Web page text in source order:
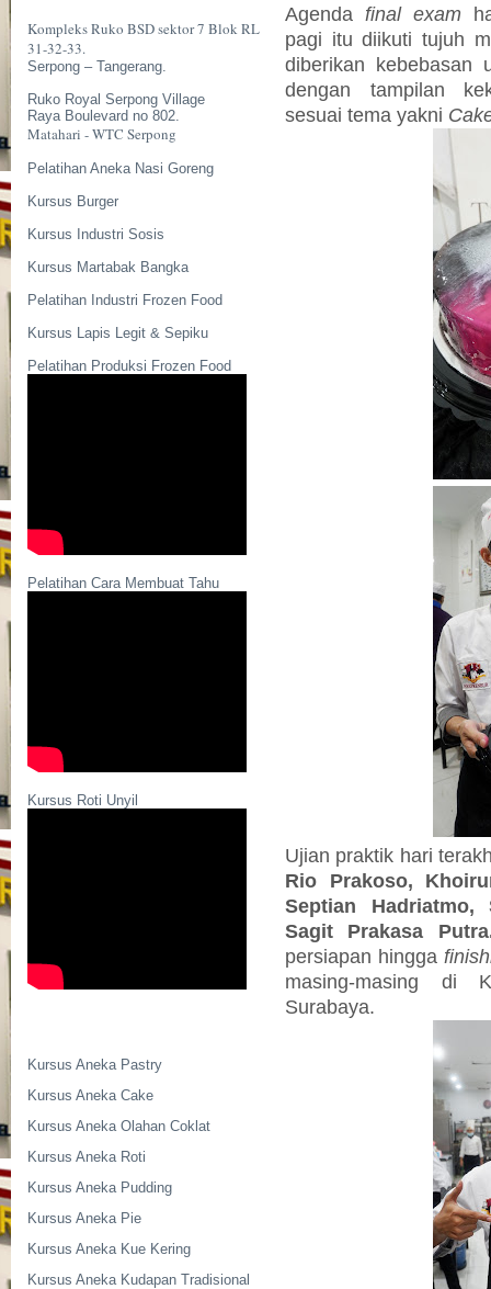
Kompleks Ruko BSD sektor 7 Blok RL
31-32-33.
Serpong – Tangerang.
Ruko Royal Serpong Village
Raya Boulevard no 802.
Matahari - WTC Serpong
Pelatihan Aneka Nasi Goreng
Kursus Burger
Kursus Industri Sosis
Kursus Martabak Bangka
Pelatihan Industri Frozen Food
Kursus Lapis Legit & Sepiku
Pelatihan Produksi Frozen Food
Pelatihan Cara Membuat Tahu
Kursus Roti Unyil
Kursus Aneka Pastry
Kursus Aneka Cake
Kursus Aneka Olahan Coklat
Kursus Aneka Roti
Kursus Aneka Pudding
Kursus Aneka Pie
Kursus Aneka Kue Kering
Kursus Aneka Kudapan Tradisional
Agenda final exam
pagi itu diikuti tujuh
diberikan kebebasan
dengan tampilan
sesuai tema yakni
Ujian praktik hari
Rio Prakoso,
Septian
Sagit Prakasa
persiapan hingga
masing-masing di
Surabaya.